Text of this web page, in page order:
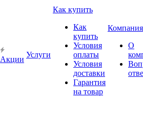
Акции
Услуги
Как купить
Как
купить
Условия
оплаты
Условия
доставки
Гарантия
на товар
Компания
О